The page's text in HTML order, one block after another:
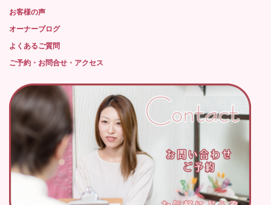
お客様の声
オーナーブログ
よくあるご質問
ご予約・お問合せ・アクセス